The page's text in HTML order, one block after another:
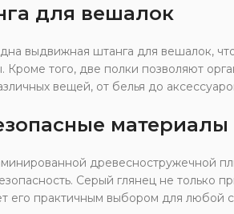
для вешалок
выдвижная штанга для вешалок,
того, две полки позволяют
вещей, от белья до
материалы
древесностружечной
Серый глянец не только
его практичным выбором для любой